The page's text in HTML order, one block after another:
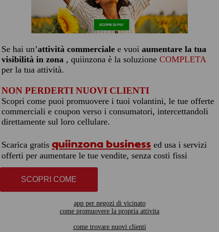
Se hai un’attività commerciale e vuoi aumentare la tua
visibilità in zona , quiinzona è la soluzione COMPLETA
per la tua attività.
NON PERDERTI NUOVI CLIENTI
Scopri come puoi promuovere i tuoi volantini, le tue offerte
commerciali e coupon verso i consumatori, intercettandoli
direttamente sul loro cellulare.
Scarica gratis quiinzona business ed usa i servizi
offerti per aumentare le tue vendite, senza costi fissi
SCOPRI COME
app per negozi di vicinato
come promuovere la propria attivita
come trovare nuovi clienti